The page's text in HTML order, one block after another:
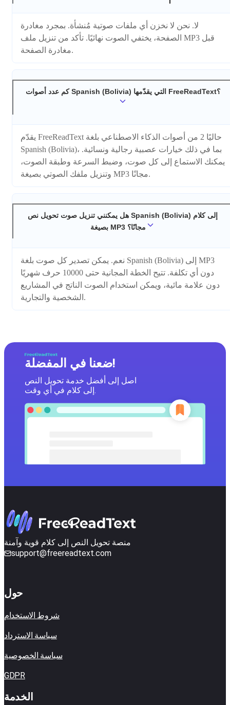
لا. نحن لا نخزن أي ملفات صوتية مُنشأة. بمجرد مغادرة
الصفحة، يختفي الصوت نهائيًا. تأكد من تنزيل ملف MP3 قبل
مغادرة الصفحة.
كم عدد أصوات Spanish (Bolivia) التي يقدّمها FreeReadText؟
يقدّم FreeReadText حاليًا 2 من أصوات الذكاء الاصطناعي بلغة
Spanish (Bolivia)، بما في ذلك خيارات عصبية رجالية ونسائية.
يمكنك الاستماع إلى كل صوت، وضبط السرعة وطبقة الصوت،
وتنزيل ملفك الصوتي بصيغة MP3 مجانًا.
هل يمكنني تنزيل صوت تحويل نص Spanish (Bolivia) إلى كلام
بصيغة MP3 مجانًا؟
نعم. يمكن تصدير كل صوت بلغة Spanish (Bolivia) إلى MP3
دون أي تكلفة. تتيح الخطة المجانية حتى 10000 حرف شهريًا
دون علامة مائية، ويمكن استخدام الصوت الناتج في المشاريع
الشخصية والتجارية.
ضعنا في المفضلة!
اصل إلى أفضل خدمة تحويل النص
إلى كلام في أي وقت.
منصة تحويل النص إلى كلام قوية وآمنة
support@freereadtext.com
حول
شروط الاستخدام
سياسة الاسترداد
سياسة الخصوصية
GDPR
الخدمة